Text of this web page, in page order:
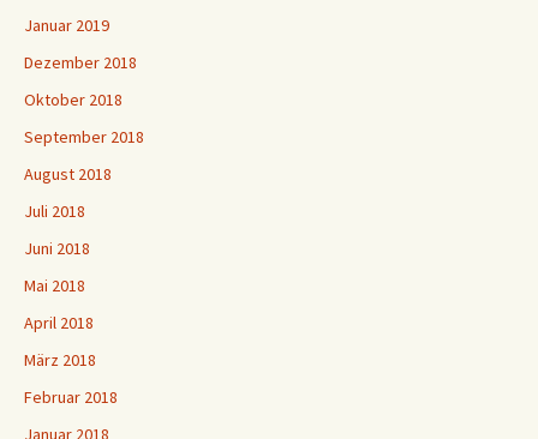
Januar 2019
Dezember 2018
Oktober 2018
September 2018
August 2018
Juli 2018
Juni 2018
Mai 2018
April 2018
März 2018
Februar 2018
Januar 2018